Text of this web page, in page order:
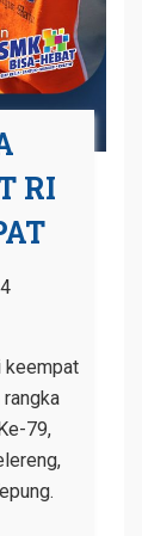
RI
keempat
79,